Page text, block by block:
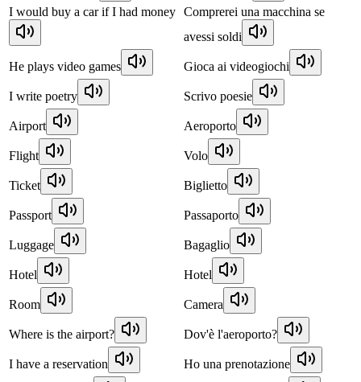
I would buy a car if I had money Comprerei una macchina se
avessi soldi
He plays video games Gioca ai videogiochi
I write poetry Scrivo poesie
Airport Aeroporto
Flight Volo
Ticket Biglietto
Passport Passaporto
Luggage Bagaglio
Hotel Hotel
Room Camera
Where is the airport? Dov'è l'aeroporto?
I have a reservation Ho una prenotazione